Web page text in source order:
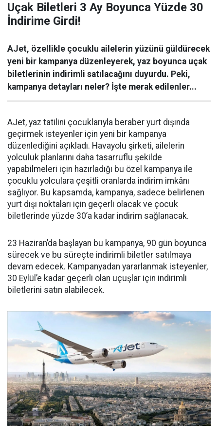
Uçak Biletleri 3 Ay Boyunca Yüzde 30
İndirime Girdi!
AJet, özellikle çocuklu ailelerin yüzünü güldürecek
yeni bir kampanya düzenleyerek, yaz boyunca uçak
biletlerinin indirimli satılacağını duyurdu. Peki,
kampanya detayları neler? İşte merak edilenler...
AJet, yaz tatilini çocuklarıyla beraber yurt dışında
geçirmek isteyenler için yeni bir kampanya
düzenlediğini açıkladı. Havayolu şirketi, ailelerin
yolculuk planlarını daha tasarruflu şekilde
yapabilmeleri için hazırladığı bu özel kampanya ile
çocuklu yolculara çeşitli oranlarda indirim imkânı
sağlıyor. Bu kapsamda, kampanya, sadece belirlenen
yurt dışı noktaları için geçerli olacak ve çocuk
biletlerinde yüzde 30’a kadar indirim sağlanacak.
23 Haziran’da başlayan bu kampanya, 90 gün boyunca
sürecek ve bu süreçte indirimli biletler satılmaya
devam edecek. Kampanyadan yararlanmak isteyenler,
30 Eylül’e kadar geçerli olan uçuşlar için indirimli
biletlerini satın alabilecek.